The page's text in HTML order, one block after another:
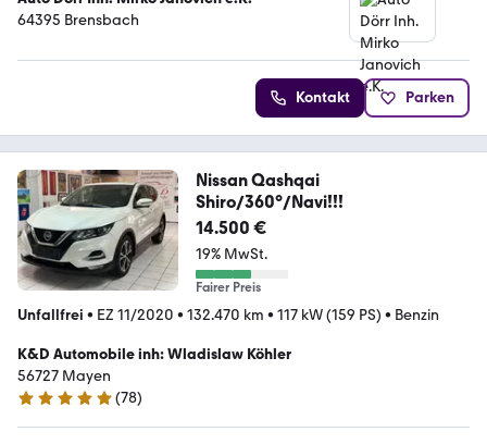
64395 Brensbach
Kontakt Parken
Nissan Qashqai
Shiro/360°/Navi!!!
14.500 €
19% MwSt.
Fairer Preis
Unfallfrei • EZ 11/2020 • 132.470 km • 117 kW (159 PS) • Benzin
K&D Automobile inh: Wladislaw Köhler
56727 Mayen
4.9 Sterne
(78)